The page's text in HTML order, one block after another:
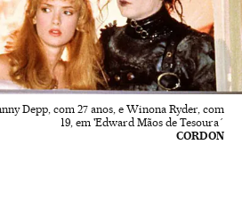
Depp, com 27 anos, e Winona Ryder, com
19, em 'Edward Mãos de Tesoura´
CORDON